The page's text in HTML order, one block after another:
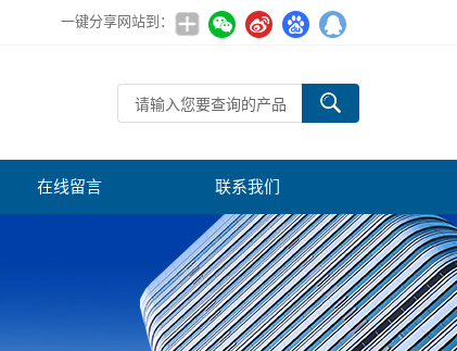
一键分享网站到：
在线留言 联系我们